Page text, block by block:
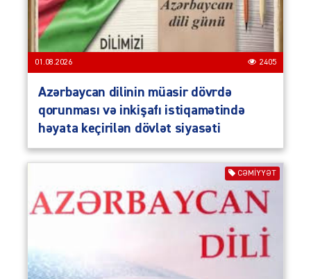
01.08.2026 2405
Azərbaycan dilinin müasir dövrdə
qorunması və inkişafı istiqamətində
həyata keçirilən dövlət siyasəti
CƏMIYYƏT